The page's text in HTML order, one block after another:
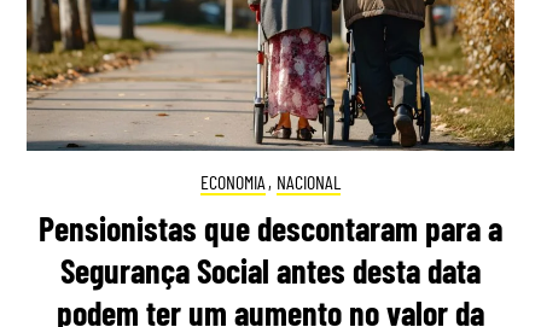
ECONOMIA , NACIONAL
Pensionistas que descontaram para a
Segurança Social antes desta data
podem ter um aumento no valor da